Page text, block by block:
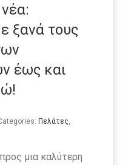
ξανά τους
έως και
Πελάτες,
μια καλύτερη